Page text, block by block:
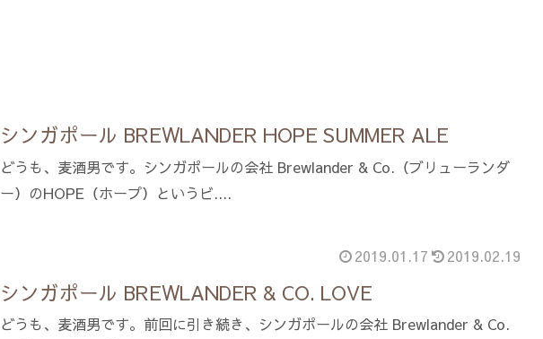
シンガポール BREWLANDER HOPE SUMMER ALE
どうも、麦酒男です。シンガポールの会社 Brewlander & Co.（ブリューランダ
ー）のHOPE（ホープ）というビ....
2019.01.17 2019.02.19
シンガポール BREWLANDER & CO. LOVE
どうも、麦酒男です。前回に引き続き、シンガポールの会社 Brewlander & Co.